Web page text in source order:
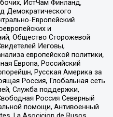
ИстЧам Финланд,
Демократического
Европейский
и
Общество Сторожевой
Иеговы,
европейской политики,
Европа, Российский
Русская Америка за
Россия, Глобальная сеть
Служба поддержки,
Россия Северный
помощи, Антивоенный